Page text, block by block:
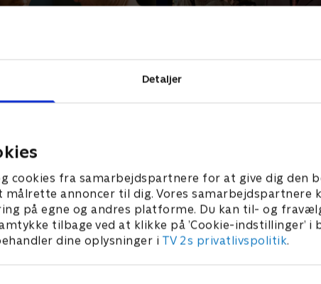
Detaljer
cookies fra samarbejdspartnere for at give dig den
målrette annoncer til dig. Vores samarbejdspartnere
på egne og andres platforme. Du kan til- og
tilbage ved at klikke på ’Cookie-indstillinger’ i
dine oplysninger i TV 2s privatlivspolitik.
Darkly - Part 2
beslaglægger Archer
En xenofobisk